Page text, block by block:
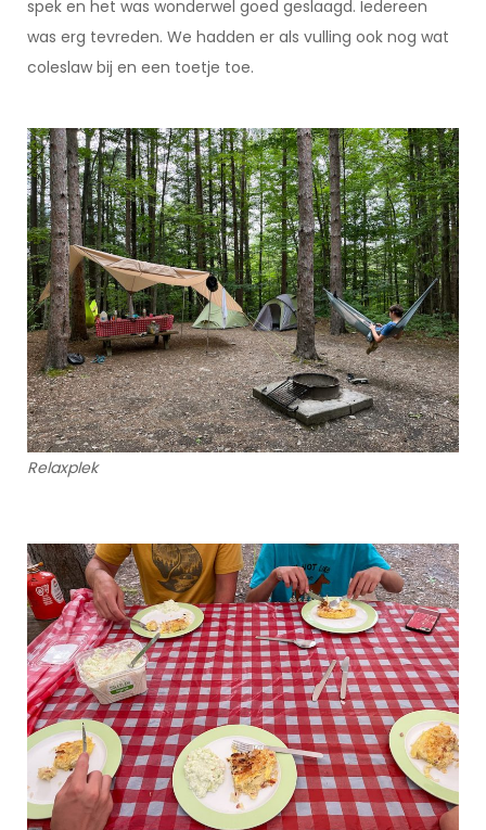
spek en het was wonderwel goed geslaagd. Iedereen
was erg tevreden. We hadden er als vulling ook nog wat
coleslaw bij en een toetje toe.
Relaxplek